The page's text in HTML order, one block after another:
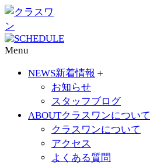
Menu
NEWS新着情報 ＋
お知らせ
スタッフブログ
ABOUTクラスワンについて
クラスワンについて
アクセス
よくある質問